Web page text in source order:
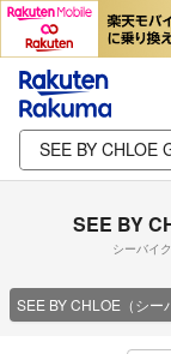
SEE BY
シーバイ
SEE BY CHLOE（シー